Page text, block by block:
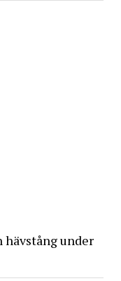
hävstång under